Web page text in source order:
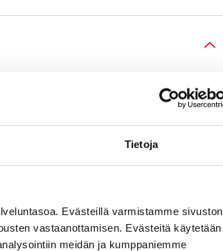
Tietoja
Evästeillä varmistamme sivuston
vastaanottamisen. Evästeitä käytetään
meidän ja kumppaniemme